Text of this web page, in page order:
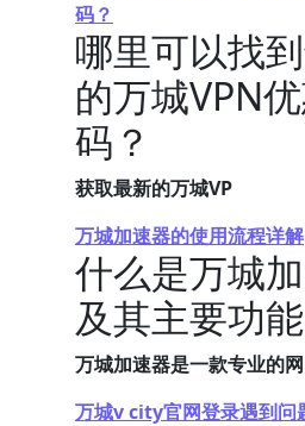
码？
哪里可以找
的万城VPN
码？
获取最新的万城VP
万城加速器的使用流程详解
什么是万城
及其主要功
万城加速器是一款专业的网
万城v city官网登录遇到问